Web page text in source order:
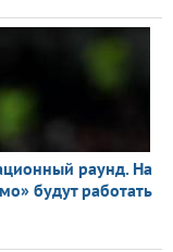
раунд. На
будут работать